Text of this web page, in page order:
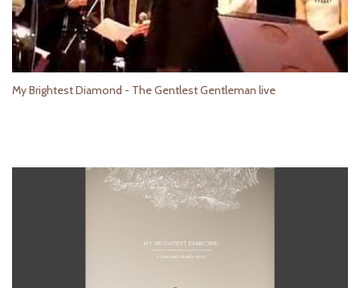
My Brightest Diamond - The Gentlest Gentleman live